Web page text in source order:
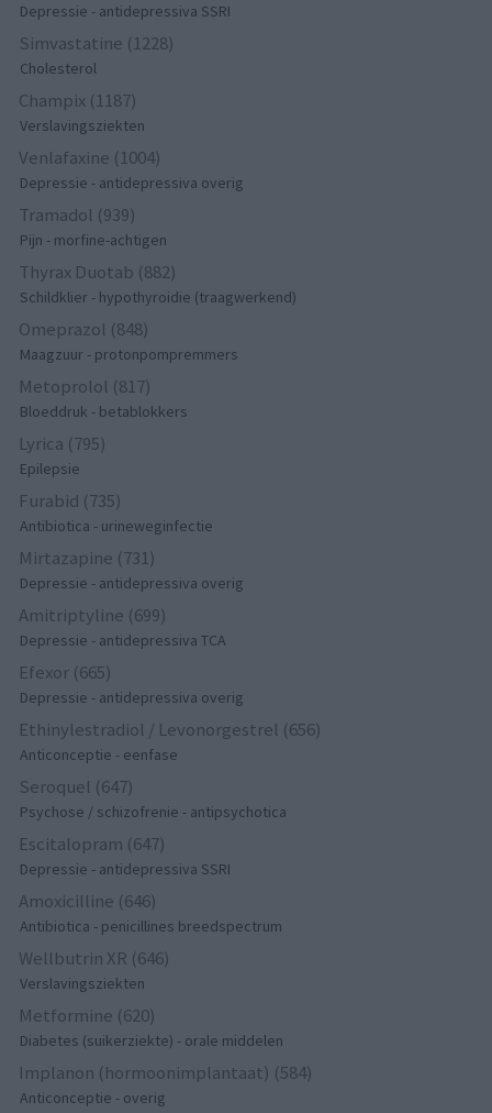
Depressie - antidepressiva SSRI
Simvastatine (1228)
Cholesterol
Champix (1187)
Verslavingsziekten
Venlafaxine (1004)
Depressie - antidepressiva overig
Tramadol (939)
Pijn - morfine-achtigen
Thyrax Duotab (882)
Schildklier - hypothyroidie (traagwerkend)
Omeprazol (848)
Maagzuur - protonpompremmers
Metoprolol (817)
Bloeddruk - betablokkers
Lyrica (795)
Epilepsie
Furabid (735)
Antibiotica - urineweginfectie
Mirtazapine (731)
Depressie - antidepressiva overig
Amitriptyline (699)
Depressie - antidepressiva TCA
Efexor (665)
Depressie - antidepressiva overig
Ethinylestradiol / Levonorgestrel (656)
Anticonceptie - eenfase
Seroquel (647)
Psychose / schizofrenie - antipsychotica
Escitalopram (647)
Depressie - antidepressiva SSRI
Amoxicilline (646)
Antibiotica - penicillines breedspectrum
Wellbutrin XR (646)
Verslavingsziekten
Metformine (620)
Diabetes (suikerziekte) - orale middelen
Implanon (hormoonimplantaat) (584)
Anticonceptie - overig